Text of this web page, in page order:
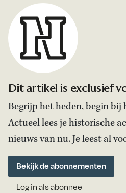
Dit artikel is exclusief
Begrijp het heden, begin bij
Actueel lees je historische
nieuws van nu. Je leest al
Bekijk de abonnementen
Log in als abonnee